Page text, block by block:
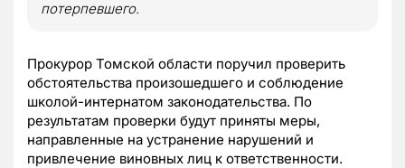
потерпевшего.
Прокурор Томской области поручил проверить
обстоятельства произошедшего и соблюдение
школой-интернатом законодательства. По
результатам проверки будут приняты меры,
направленные на устранение нарушений и
привлечение виновных лиц к ответственности.